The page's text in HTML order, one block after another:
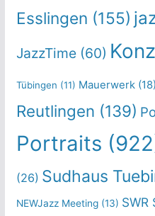
Esslingen (155)
JazzTime(60)
Tübingen (11) Mauerwerk(18)
Reutlingen (139)
Portraits
(26) Sudhaus
NEWJazz Meeting(13) SWR